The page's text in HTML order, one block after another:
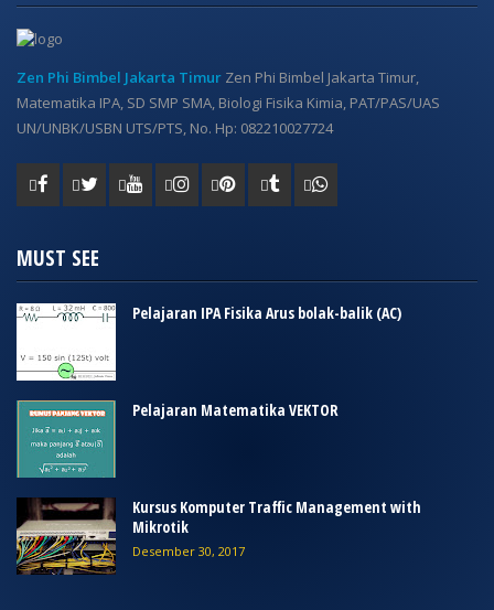
Zen Phi Bimbel Jakarta Timur Zen Phi Bimbel Jakarta Timur,
Matematika IPA, SD SMP SMA, Biologi Fisika Kimia, PAT/PAS/UAS
UN/UNBK/USBN UTS/PTS, No. Hp: 082210027724
MUST SEE
Pelajaran IPA Fisika Arus bolak-balik (AC)
Pelajaran Matematika VEKTOR
Kursus Komputer Traffic Management with
Mikrotik
Desember 30, 2017